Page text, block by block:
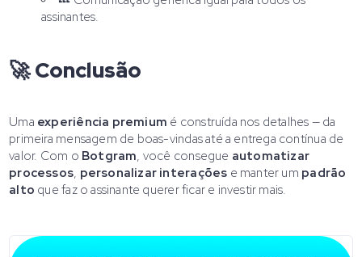
assinantes.
🚀 Conclusão
Uma experiência premium é construída nos detalhes — da
primeira mensagem de boas-vindas até a entrega contínua de
valor. Com o Botgram, você consegue automatizar
processos, personalizar interações e manter um padrão
alto que faz o assinante querer ficar e investir mais.